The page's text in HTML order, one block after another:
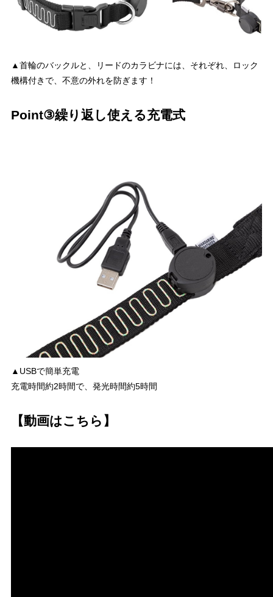
▲首輪のバックルと、リードのカラビナには、それぞれ、ロック
機構付きで、不意の外れを防ぎます！
Point③繰り返し使える充電式
▲USBで簡単充電
充電時間約2時間で、発光時間約5時間
【動画はこちら】